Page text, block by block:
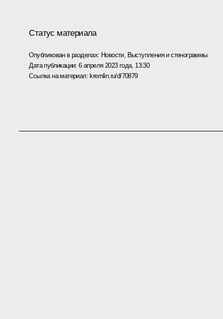
Статус материала
Опубликован в разделах: Новости, Выступления и стенограммы
Дата публикации:6 апреля 2023 года, 13:30
Ссылка на материал: kremlin.ru/d/70879